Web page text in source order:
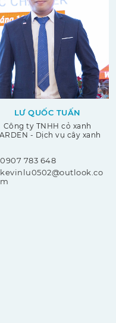
LƯ QUỐC TUẤN
Công ty TNHH cỏ xanh
- Dịch vụ cây xanh
0907 783 648
kevinlu0502@outlook.co
m